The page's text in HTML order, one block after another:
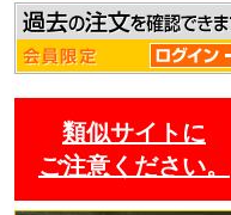
類似サイトに
ご注意ください。